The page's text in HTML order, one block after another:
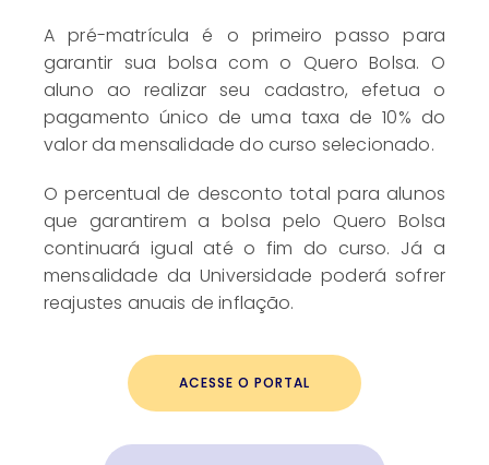
A pré-matrícula é o primeiro passo para
garantir sua bolsa com o Quero Bolsa. O
aluno ao realizar seu cadastro, efetua o
pagamento único de uma taxa de 10% do
valor da mensalidade do curso selecionado.
O percentual de desconto total para alunos
que garantirem a bolsa pelo Quero Bolsa
continuará igual até o fim do curso. Já a
mensalidade da Universidade poderá sofrer
reajustes anuais de inflação.
ACESSE O PORTAL